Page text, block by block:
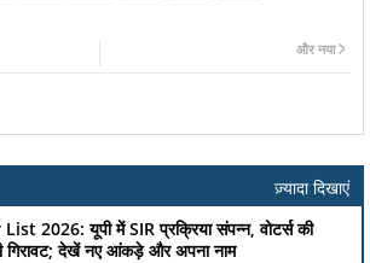
और नया
ज़्यादा दिखाएं
2026: यूपी में SIR प्रक्रिया संपन्न, वोटर्स की
गिरावट; देखें नए आंकड़े और अपना नाम